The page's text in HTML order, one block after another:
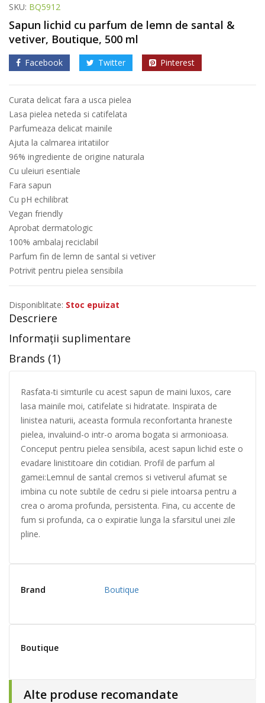
SKU: BQ5912
Sapun lichid cu parfum de lemn de santal &
vetiver, Boutique, 500 ml
Facebook Twitter Pinterest
Curata delicat fara a usca pielea
Lasa pielea neteda si catifelata
Parfumeaza delicat mainile
Ajuta la calmarea iritatiilor
96% ingrediente de origine naturala
Cu uleiuri esentiale
Fara sapun
Cu pH echilibrat
Vegan friendly
Aprobat dermatologic
100% ambalaj reciclabil
Parfum fin de lemn de santal si vetiver
Potrivit pentru pielea sensibila
Disponiblitate: Stoc epuizat
Descriere
Informații suplimentare
Brands (1)
Rasfata-ti simturile cu acest sapun de maini luxos, care
lasa mainile moi, catifelate si hidratate. Inspirata de
linistea naturii, aceasta formula reconfortanta hraneste
pielea, invaluind-o intr-o aroma bogata si armonioasa.
Conceput pentru pielea sensibila, acest sapun lichid este o
evadare linistitoare din cotidian. Profil de parfum al
gamei:Lemnul de santal cremos si vetiverul afumat se
imbina cu note subtile de cedru si piele intoarsa pentru a
crea o aroma profunda, persistenta. Fina, cu accente de
fum si profunda, ca o expiratie lunga la sfarsitul unei zile
pline.
Brand Boutique
Boutique
Alte produse recomandate